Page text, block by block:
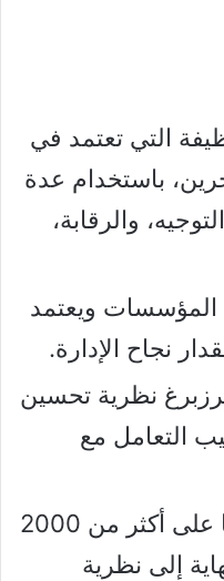
التي تعتمد في
باستخدام عدة
والرقابة،
المؤسسات ويعتمد
نجاح الإدارة.
نظرية تحسين
التعامل مع
عبر عدة أبحاث أجراها على أكثر من 2000
إلى نظرية